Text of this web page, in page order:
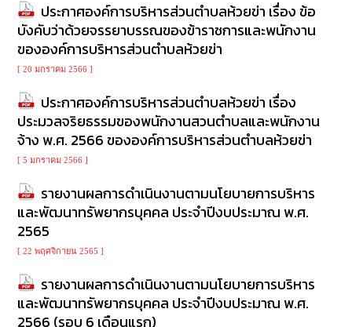
ประกาศองค์การบริหารส่วนตำบลห้วยข่า เรื่อง ข้อ
บังคับว่าด้วยจรรยาบรรณของข้าราชการและพนักงาน
ขององค์การบริหารส่วนตำบลห้วยข่า
[ 20 มกราคม 2566 ]
ประกาศองค์การบริหารส่วนตำบลห้วยข่า เรื่อง
ประมวลจริยธรรมของพนักงานสวนตำบลและพนักงาน
จ้าง พ.ศ. 2566 ขององค์การบริหารส่วนตำบลห้วยข่า
[ 5 มกราคม 2566 ]
รายงานผลการดำเนินงานตามนโยบายการบริหาร
และพัฒนาทรัพยากรบุคคล ประจำปีงบประมาณ พ.ศ.
2565
[ 22 พฤศจิกายน 2565 ]
รายงานผลการดำเนินงานตามนโยบายการบริหาร
และพัฒนาทรัพยากรบุคคล ประจำปีงบประมาณ พ.ศ.
2566 (รอบ 6 เดือนแรก)